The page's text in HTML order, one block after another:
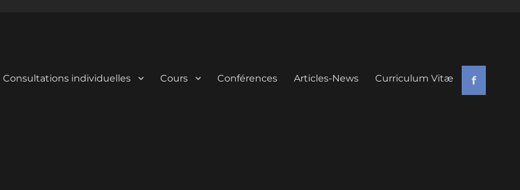
Consultations individuelles Cours Conférences Articles-News Curriculum Vitæ f